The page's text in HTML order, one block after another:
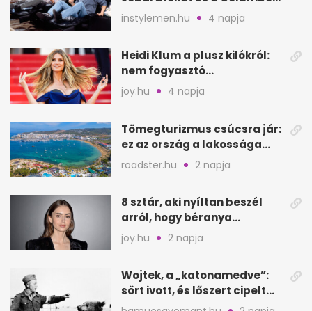
is tizedszer?
instylemen.hu 4 napja
Heidi Klum a plusz kilókról:
nem fogyasztó
csodaszerekkel küzd meg
joy.hu 4 napja
Tömegturizmus csúcsra jár:
ez az ország a lakossága
kétszeresét fogadja
roadster.hu 2 napja
8 sztár, aki nyíltan beszél
arról, hogy béranya
segítette a családalapítást
joy.hu 2 napja
Wojtek, a „katonamedve”:
sört ivott, és lőszert cipelt
Monte Cassinónál